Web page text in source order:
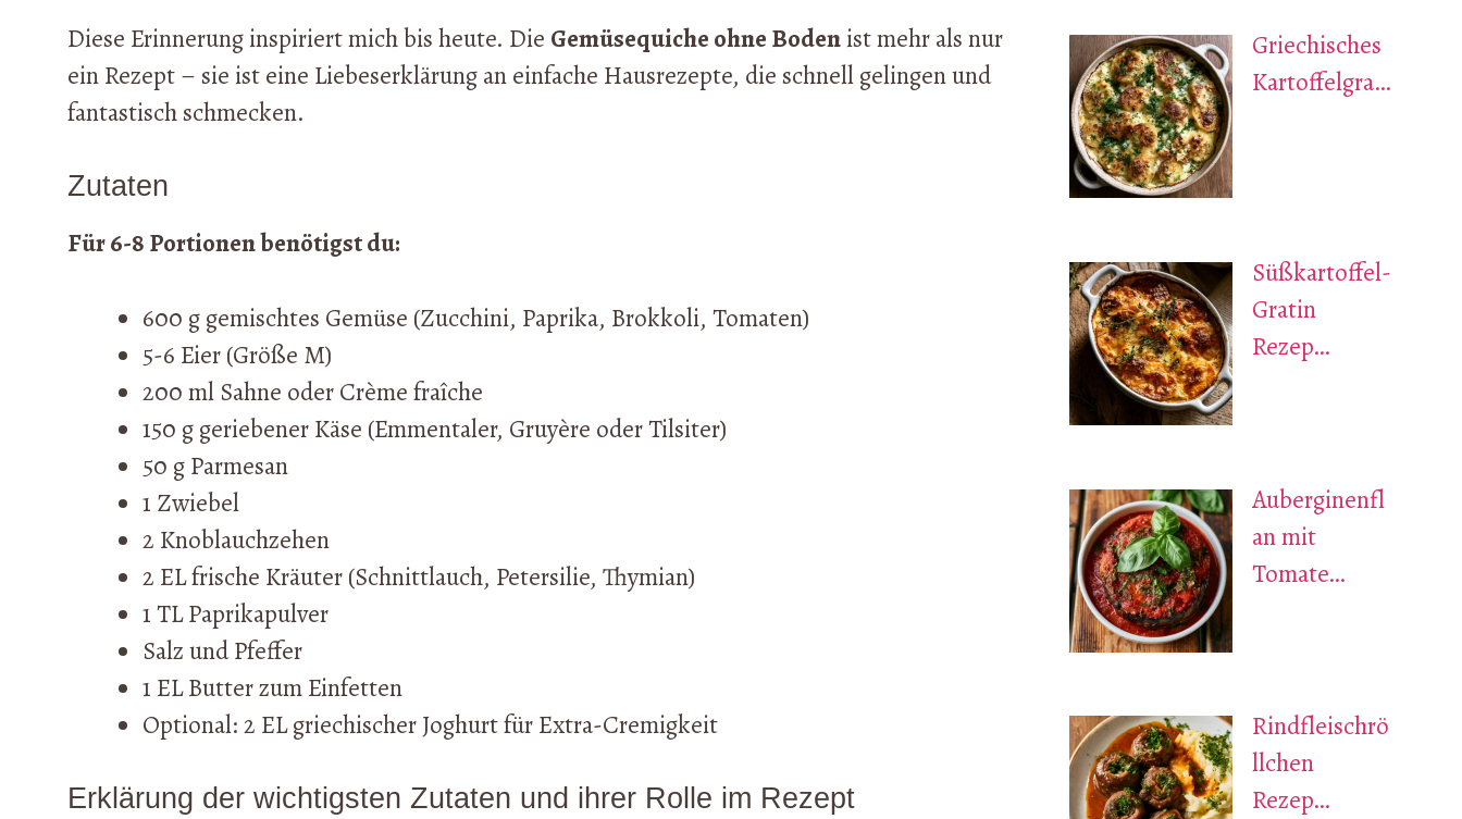
Diese Erinnerung inspiriert mich bis heute. Die Gemüsequiche ohne Bodenist mehr als nur
ein Rezept – sie ist eine Liebeserklärung an einfache Hausrezepte, die schnell gelingen und
fantastisch schmecken.
Zutaten
Für 6-8 Portionen benötigst du:
600 g gemischtes Gemüse (Zucchini, Paprika, Brokkoli, Tomaten)
5-6 Eier (Größe M)
200 ml Sahne oder Crème fraîche
150 g geriebener Käse (Emmentaler, Gruyère oder Tilsiter)
50 g Parmesan
1 Zwiebel
2 Knoblauchzehen
2 EL frische Kräuter (Schnittlauch, Petersilie, Thymian)
1 TL Paprikapulver
Salz und Pfeffer
1 EL Butter zum Einfetten
Optional: 2 EL griechischer Joghurt für Extra-Cremigkeit
Erklärung der wichtigsten Zutaten und ihrer Rolle im Rezept
Griechisches
Kartoffelgra…
Süßkartoffel-
Gratin
Rezep…
Auberginenfl
an mit
Tomate…
Rindfleischrö
llchen
Rezep…